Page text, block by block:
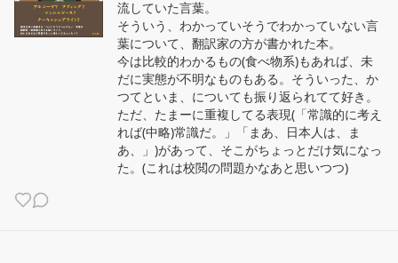
流していた言葉。
そういう、わかっていそうでわかっていない言
葉について、翻訳家の方が書かれた本。
今は比較的わかるもの(食べ物系)もあれば、未
だに実態が不明なものもある。そういった、か
つてといま、についても振り返られてて好き。
ただ、たまーに重複してる表現(「常識的に考え
れば(中略)常識だ。」「まあ、日本人は、ま
あ、」)があって、そこがちょっとだけ気になっ
た。(これは校閲の問題かなあと思いつつ)